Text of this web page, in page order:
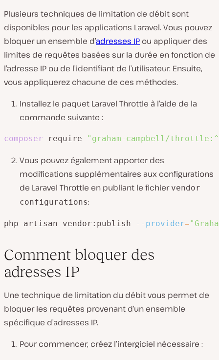
Plusieurs techniques de limitation de débit sont
disponibles pour les applications Laravel. Vous pouvez
bloquer un ensemble d’adresses IP ou appliquer des
limites de requêtes basées sur la durée en fonction de
l’adresse IP ou de l’identifiant de l’utilisateur. Ensuite,
vous appliquerez chacune de ces méthodes.
Installez le paquet Laravel Throttle à l’aide de la
commande suivante :
composer require "graham-campbell/
Vous pouvez également apporter des
modifications supplémentaires aux configurations
de Laravel Throttle en publiant le fichier vendor
configurations:
php artisan vendor:publish --provider=
Comment bloquer des
adresses IP
Une technique de limitation du débit vous permet de
bloquer les requêtes provenant d’un ensemble
spécifique d’adresses IP.
Pour commencer, créez l’intergiciel nécessaire :